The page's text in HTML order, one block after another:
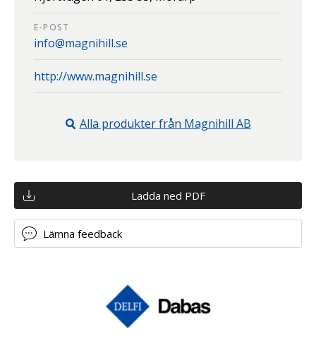
E-POST
info@magnihill.se
http://www.magnihill.se
Alla produkter från Magnihill AB
Ladda ned PDF
Lämna feedback